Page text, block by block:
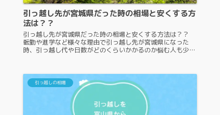
引っ越し先が宮城県だった時の相場と安くする方
法は？？
引っ越し先が宮城県だった時の相場と安くする方法は？？
転勤や進学など様々な理由で引っ越し先が宮城県になった
時、引っ越し代や日数がどのくらいかかるのか悩む人も少な
引っ越しの相場